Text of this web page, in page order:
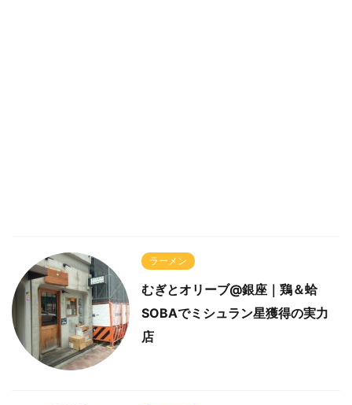
ラーメン
むぎとオリーブ@銀座｜鶏＆蛤
SOBAでミシュラン星獲得の実力
店